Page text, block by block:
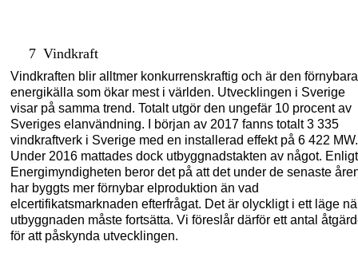
7 Vindkraft
Vindkraften blir alltmer konkurrenskraftig och är den förnybara
energikälla som ökar mest i världen. Utvecklingen i Sverige
visar på samma trend. Totalt utgör den ungefär 10 procent av
Sveriges elanvändning. I början av 2017 fanns totalt 3 335
vindkraftverk i Sverige med en installerad effekt på 6 422 MW.
Under 2016 mattades dock utbyggnadstakten av något. Enligt
Energimyndigheten beror det på att det under de senaste
har byggts mer förnybar elproduktion än vad
elcertifikatsmarknaden efterfrågat. Det är olyckligt i ett läge
utbyggnaden måste fortsätta. Vi föreslår därför ett antal
för att påskynda utvecklingen.